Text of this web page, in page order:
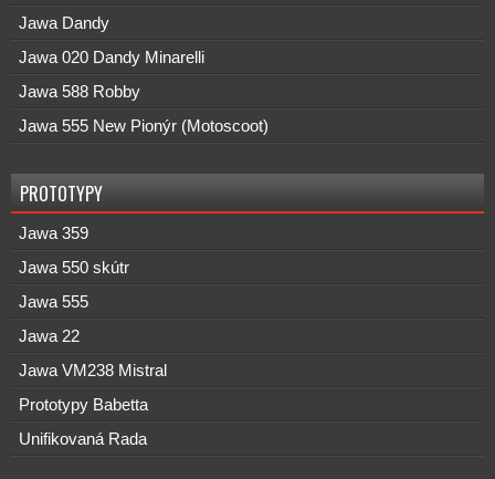
Jawa Dandy
Jawa 020 Dandy Minarelli
Jawa 588 Robby
Jawa 555 New Pionýr (Motoscoot)
PROTOTYPY
Jawa 359
Jawa 550 skútr
Jawa 555
Jawa 22
Jawa VM238 Mistral
Prototypy Babetta
Unifikovaná Rada